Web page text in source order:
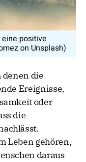
positive
on Unsplash)
denen die
Ereignisse,
oder
die
Leben gehören,
daraus